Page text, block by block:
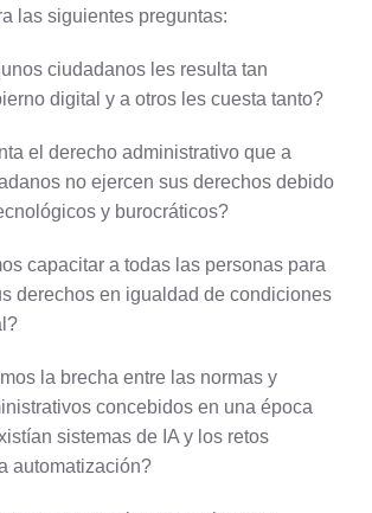
las siguientes preguntas:
ciudadanos les resulta tan
digital y a otros les cuesta tanto?
el derecho administrativo que a
no ejercen sus derechos debido
y burocráticos?
capacitar a todas las personas para
derechos en igualdad de condiciones
la brecha entre las normas y
concebidos en una época
sistemas de IA y los retos
automatización?